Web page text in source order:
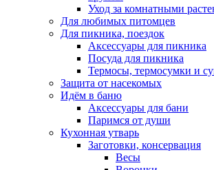
Уход за комнатными
Для любимых питомцев
Для пикника, поездок
Аксессуары для пикника
Посуда для пикника
Термосы, термосумки и
Защита от насекомых
Идём в баню
Аксессуары для бани
Паримся от души
Кухонная утварь
Заготовки, консервация
Весы